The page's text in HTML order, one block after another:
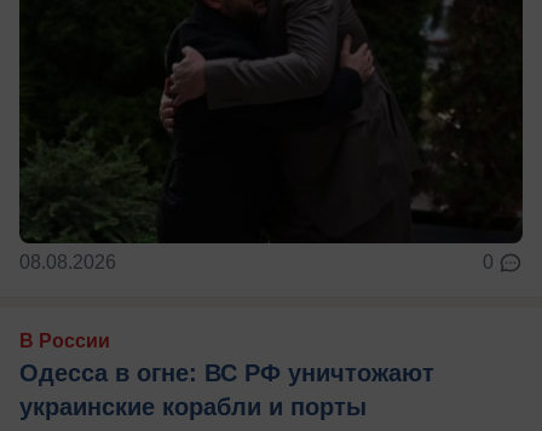
08.08.2026 0
В России
Одесса в огне: ВС РФ уничтожают
украинские корабли и порты